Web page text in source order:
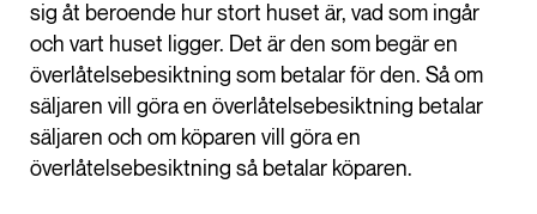
sig åt beroende hur stort huset är, vad som ingår
och vart huset ligger. Det är den som begär en
överlåtelsebesiktning som betalar för den. Så om
säljaren vill göra en överlåtelsebesiktning betalar
säljaren och om köparen vill göra en
överlåtelsebesiktning så betalar köparen.